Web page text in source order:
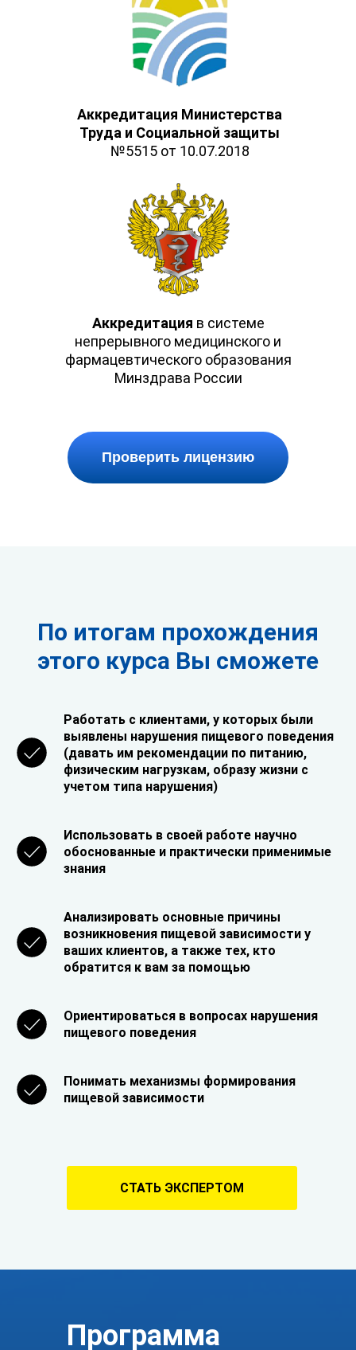
Аккредитация Министерства
Труда и Социальной защиты
№5515 от 10.07.2018
Аккредитация в системе
непрерывного медицинского и
фармацевтического образования
Минздрава России
Проверить лицензию
По итогам прохождения
этого курса Вы сможете
Работать с клиентами, у которых были
выявлены нарушения пищевого поведения
(давать им рекомендации по питанию,
физическим нагрузкам, образу жизни с
учетом типа нарушения)
Использовать в своей работе научно
обоснованные и практически применимые
знания
Анализировать основные причины
возникновения пищевой зависимости у
ваших клиентов, а также тех, кто
обратится к вам за помощью
Ориентироваться в вопросах нарушения
пищевого поведения
Понимать механизмы формирования
пищевой зависимости
СТАТЬ ЭКСПЕРТОМ
Программа